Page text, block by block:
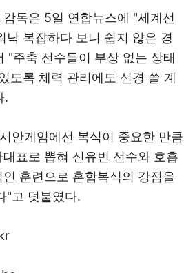
독은 5일 연합뉴스에 "세계선
낙 복잡하다 보니 쉽지 않은 경
"주축 선수들이 부상 없는 상태
도록 체력 관리에도 신경 쓸 계
.
안게임에선 복식이 중요한 만큼
표로 뽑혀 신유빈 선수와 호흡
훈련으로 혼합복식의 강점을
"고 덧붙였다.